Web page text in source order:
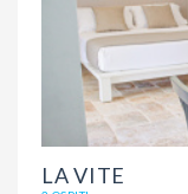
LA VITE